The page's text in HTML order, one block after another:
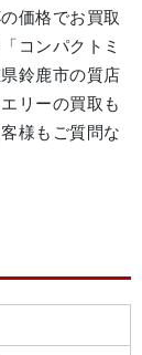
価格でお買取
コンパクトミ
鈴鹿市の質店
リーの買取も
様もご質問な